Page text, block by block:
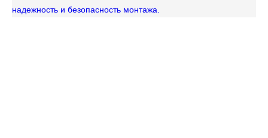
надежность и безопасность монтажа.